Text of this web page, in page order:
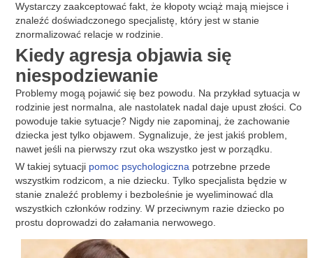
Wystarczy zaakceptować fakt, że kłopoty wciąż mają miejsce i
znaleźć doświadczonego specjalistę, który jest w stanie
znormalizować relacje w rodzinie.
Kiedy agresja objawia się
niespodziewanie
Problemy mogą pojawić się bez powodu. Na przykład sytuacja w
rodzinie jest normalna, ale nastolatek nadal daje upust złości. Co
powoduje takie sytuacje? Nigdy nie zapominaj, że zachowanie
dziecka jest tylko objawem. Sygnalizuje, że jest jakiś problem,
nawet jeśli na pierwszy rzut oka wszystko jest w porządku.
W takiej sytuacji pomoc psychologiczna potrzebne przede
wszystkim rodzicom, a nie dziecku. Tylko specjalista będzie w
stanie znaleźć problemy i bezboleśnie je wyeliminować dla
wszystkich członków rodziny. W przeciwnym razie dziecko po
prostu doprowadzi do załamania nerwowego.